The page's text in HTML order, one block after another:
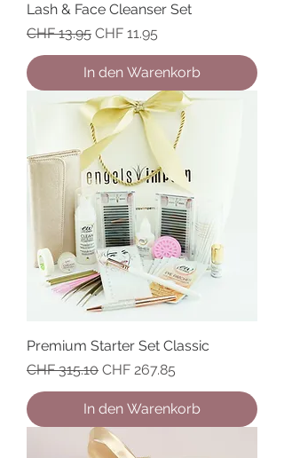
Lash & Face Cleanser Set
Standardpreis
CHF 13.95 Sale-Preis
CHF 11.95
In den Warenkorb
Premium Starter Set Classic
Standardpreis
CHF 315.10 Sale-Preis
CHF 267.85
In den Warenkorb